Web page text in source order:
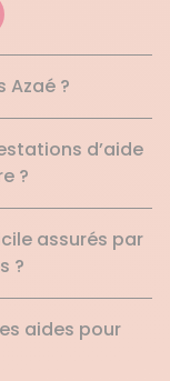
Azaé ?
d’aide
?
assurés par
?
aides pour